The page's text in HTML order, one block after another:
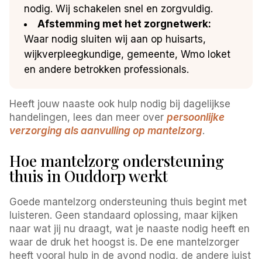
nodig. Wij schakelen snel en zorgvuldig.
Afstemming met het zorgnetwerk:
Waar nodig sluiten wij aan op huisarts,
wijkverpleegkundige, gemeente, Wmo loket
en andere betrokken professionals.
Heeft jouw naaste ook hulp nodig bij dagelijkse
handelingen, lees dan meer overpersoonlijke
verzorging als aanvulling op mantelzorg.
Hoe mantelzorg ondersteuning
thuis in Ouddorp werkt
Goede mantelzorg ondersteuning thuis begint met
luisteren. Geen standaard oplossing, maar kijken
naar wat jij nu draagt, wat je naaste nodig heeft en
waar de druk het hoogst is. De ene mantelzorger
heeft vooral hulp in de avond nodig, de andere juist